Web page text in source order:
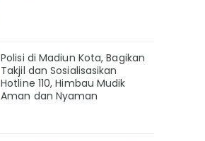
Polisi di Madiun Kota, Bagikan
Takjil dan Sosialisasikan
Hotline 110, Himbau Mudik
Aman dan Nyaman